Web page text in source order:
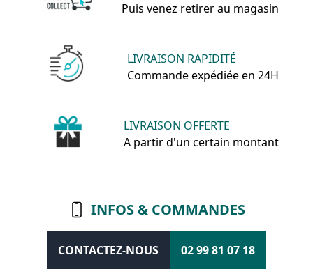
Puis venez retirer au magasin
LIVRAISON RAPIDITÉ
Commande expédiée en 24H
LIVRAISON OFFERTE
A partir d'un certain montant
INFOS & COMMANDES
CONTACTEZ-NOUS 02 99 81 07 18